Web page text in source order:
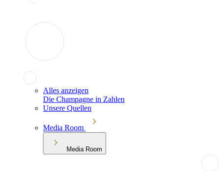
Alles anzeigen
Die Champagne in Zahlen
Unsere Quellen
Media Room
Media Room